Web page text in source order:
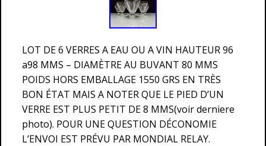
LOT DE 6 VERRES A EAU OU A VIN HAUTEUR 96
a98 MMS – DIAMÈTRE AU BUVANT 80 MMS
POIDS HORS EMBALLAGE 1550 GRS EN TRÈS
BON ÉTAT MAIS A NOTER QUE LE PIED D’UN
VERRE EST PLUS PETIT DE 8 MMS(voir derniere
photo). POUR UNE QUESTION DÉCONOMIE
L’ENVOI EST PRÉVU PAR MONDIAL RELAY.